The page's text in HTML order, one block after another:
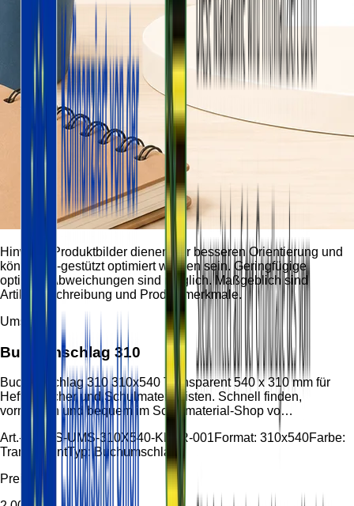
Hinweis:
Produktbilder dienen der besseren Orientierung und
können KI-gestützt optimiert worden sein. Geringfügige
optische Abweichungen sind möglich. Maßgeblich sind
Artikelbeschreibung und Produktmerkmale.
Umschlag
Buchumschlag 310
Buchumschlag 310 310x540 Transparent 540 x 310 mm für
Hefte, Bücher und Schulmateriallisten. Schnell finden,
vormerken und bequem im Schulmaterial-Shop vo…
Art.-Nr.: HS-UMS-310X540-KLAR-001Format: 310x540Farbe:
TransparentTyp:Buchumschlag
Preis